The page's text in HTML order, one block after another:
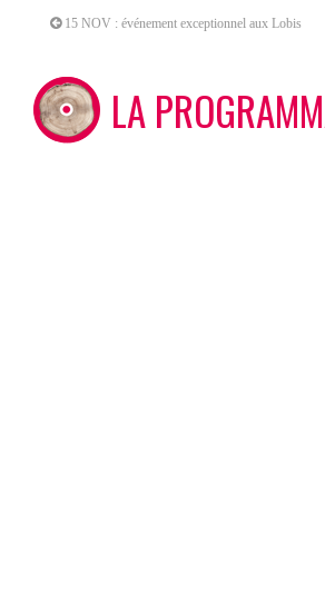
15 NOV : événement exceptionnel aux Lobis
LA